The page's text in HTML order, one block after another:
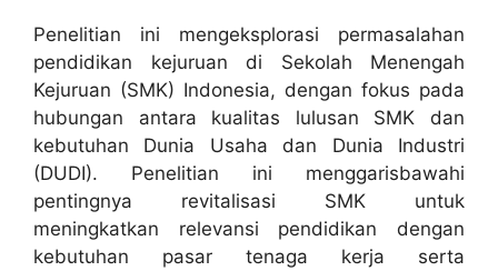
Penelitian ini mengeksplorasi permasalahan
pendidikan kejuruan di Sekolah Menengah
Kejuruan (SMK) Indonesia, dengan fokus pada
hubungan antara kualitas lulusan SMK dan
kebutuhan Dunia Usaha dan Dunia Industri
(DUDI). Penelitian ini menggarisbawahi
pentingnya revitalisasi SMK untuk
meningkatkan relevansi pendidikan dengan
kebutuhan pasar tenaga kerja serta